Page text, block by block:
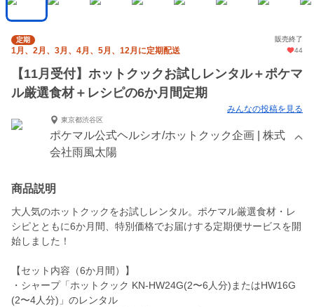
定期 販売終了
1月、2月、3月、4月、5月、12月に定期配送 44
【11月受付】ホットクックお試しレンタル＋ポケマ
ル厳選食材＋レシピの6か月間定期
みんなの投稿を見る
東京都渋谷区
ポケマル公式ヘルシオ/ホットクック企画 | 株式
会社雨風太陽
商品説明
大人気のホットクックをお試しレンタル。ポケマル厳選食材・レ
シピとともに6か月間、特別価格でお届けする定期便サービスを開
始しました！
【セット内容（6か月間）】
・シャープ「ホットクック KN-HW24G(2〜6人分)またはHW16G
(2〜4人分)」のレンタル